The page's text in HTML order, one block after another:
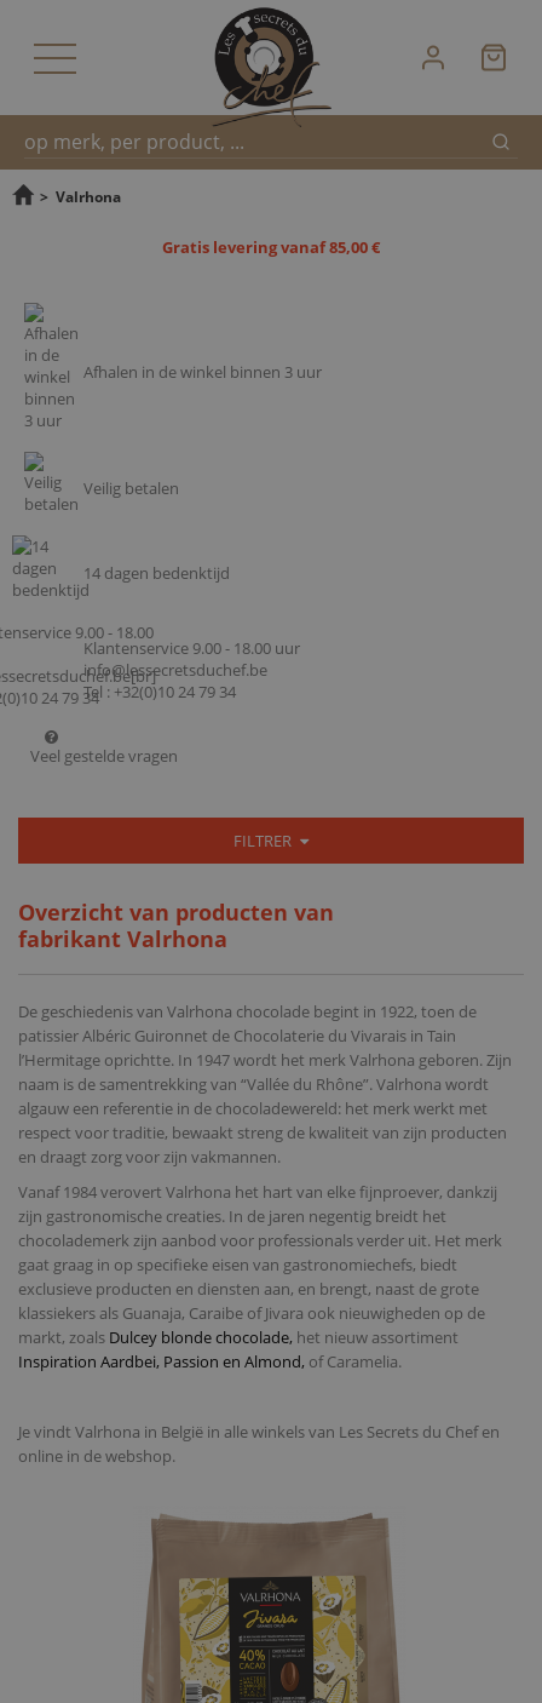
Snel
> Valrhona
Gratis levering vanaf 85,00 €
Afhalen in de winkel binnen 3 uur
Veilig betalen
14 dagen bedenktijd
Klantenservice 9.00 - 18.00 uur
info@lessecretsduchef.be
Tel : +32(0)10 24 79 34
Veel gestelde vragen
FILTRER
Overzicht van producten van
fabrikant Valrhona
De geschiedenis van Valrhona chocolade begint in 1922, toen de
patissier Albéric Guironnet de Chocolaterie du Vivarais in Tain
l’Hermitage oprichtte. In 1947 wordt het merk Valrhona geboren. Zijn
naam is de samentrekking van “Vallée du Rhône”. Valrhona wordt
algauw een referentie in de chocoladewereld: het merk werkt met
respect voor traditie, bewaakt streng de kwaliteit van zijn producten
en draagt zorg voor zijn vakmannen.
Vanaf 1984 verovert Valrhona het hart van elke fijnproever, dankzij
zijn gastronomische creaties. In de jaren negentig breidt het
chocolademerk zijn aanbod voor professionals verder uit. Het merk
gaat graag in op specifieke eisen van gastronomiechefs, biedt
exclusieve producten en diensten aan, en brengt, naast de grote
klassiekers als Guanaja, Caraibe of Jivara ook nieuwigheden op de
markt, zoals Dulcey blonde chocolade, het nieuw assortiment
Inspiration Aardbei, Passion en Almond, of Caramelia.
Je vindt Valrhona in België in alle winkels van Les Secrets du Chef en
online in de webshop.